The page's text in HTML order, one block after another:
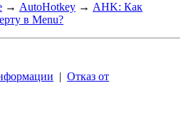
→ AutoHotkey → AHK: Как
в Menu?
| Отказ от